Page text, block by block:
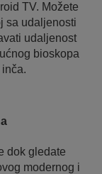
TV. Možete
sa udaljenosti
udaljenost
bioskopa
dok gledate
modernog i